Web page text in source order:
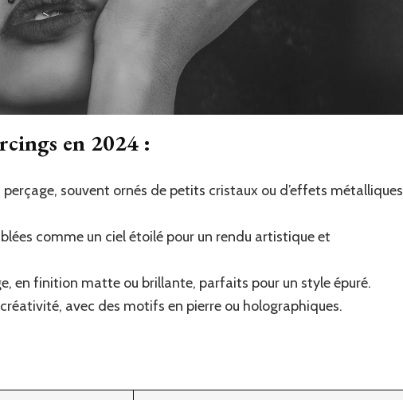
en 2024 :
perçage, souvent ornés de petits cristaux ou d’effets métalliques
comme un ciel étoilé pour un rendu artistique et
en finition matte ou brillante, parfaits pour un style épuré.
avec des motifs en pierre ou holographiques.